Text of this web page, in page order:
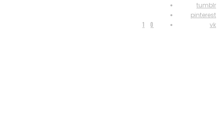
1 0
tumblr
pinterest
vk